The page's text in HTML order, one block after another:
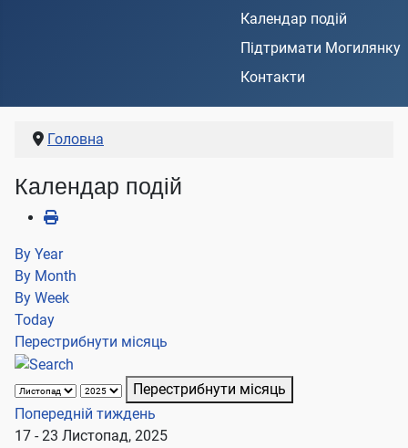
Календар подій
Підтримати Могилянку
Контакти
Головна
Календар подій
By Year
By Month
By Week
Today
Перестрибнути місяць
Перестрибнути місяць
Попередній тиждень
17 - 23 Листопад, 2025